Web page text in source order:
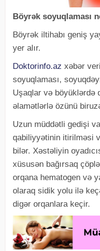
Böyrək soyuqlaması
Böyrək iltihabı geniş
yer alır.
Doktorinfo.az xəbər
soyuqlaması,
Uşaqlar və böyüklərdə
əlamətlərlə özünü
Uzun müddətli gedişi
qabiliyyətinin itirilməsi
bilər. Xəstəliyin
xüsusən bağırsaq
orqana hematogen və
olaraq sidik yolu ilə
digər orqanlara keçir.